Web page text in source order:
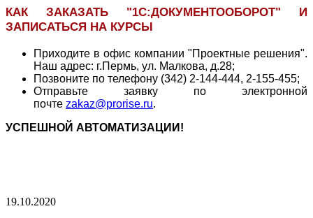
КАК ЗАКАЗАТЬ "1С:ДОКУМЕНТООБОРОТ" И
ЗАПИСАТЬСЯ НА КУРСЫ
Приходите в офис компании "Проектные решения".
Наш адрес: г.Пермь, ул. Малкова, д.28;
Позвоните по телефону (342) 2-144-444, 2-155-455;
Отправьте заявку по электронной
почте zakaz@prorise.ru.
УСПЕШНОЙ АВТОМАТИЗАЦИИ!
19.10.2020